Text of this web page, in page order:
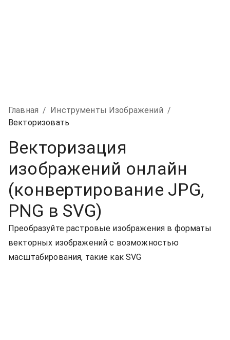
Главная / Инструменты Изображений /
Векторизовать
Векторизация
изображений онлайн
(конвертирование JPG,
PNG в SVG)
Преобразуйте растровые изображения в форматы
векторных изображений с возможностью
масштабирования, такие как SVG